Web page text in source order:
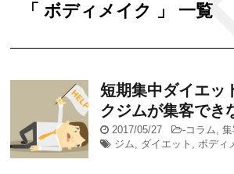
「 ボディメイク 」 一覧
短期集中ダイエッ
クジムが集客でき
2017/05/27 -コラム,
ジム, ダイエット ,ボディ